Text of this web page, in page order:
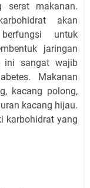
serat makanan.
akan
untuk
jaringan
ini sangat wajib
Makanan
kacang polong,
kacang hijau.
karbohidrat yang